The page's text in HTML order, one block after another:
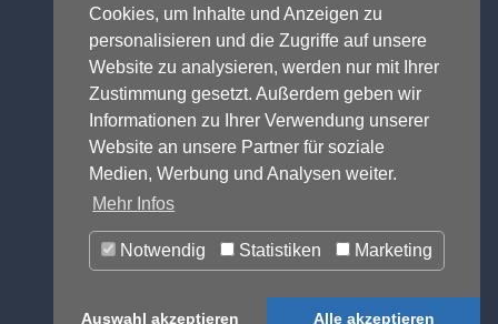
Cookies, um Inhalte und Anzeigen zu
personalisieren und die Zugriffe auf unsere
Website zu analysieren, werden nur mit Ihrer
Zustimmung gesetzt. Außerdem geben wir
Informationen zu Ihrer Verwendung unserer
Website an unsere Partner für soziale
Medien, Werbung und Analysen weiter.
Mehr Infos
Notwendig Statistiken Marketing
Auswahl akzeptieren Alle akzeptieren
Anwalt - Rechtsanwalt - Fachanwalt
für Gewerblichen Rechtsschutz -
Fachanwalt für IT-Recht -
Markenrecht,Wettbewerbsrecht,
Urheberrecht,IT-Recht und
Onlinerecht,E-Commerce,
Designrecht ,Medienrecht &
Presserecht
Glücksspielrecht-Abmahnungund
Einstweilige Verfügung
© 1999-2026 - RA Michael Terhaag,